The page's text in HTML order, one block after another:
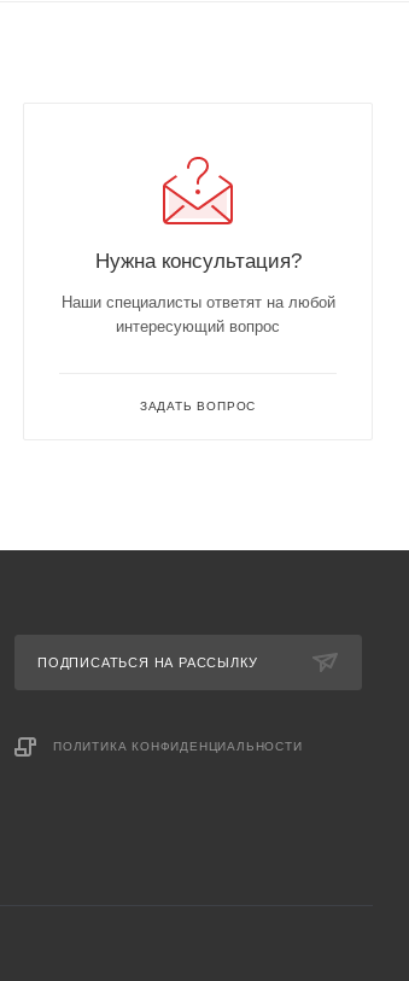
Нужна консультация?
Наши специалисты ответят на любой
интересующий вопрос
ЗАДАТЬ ВОПРОС
ПОДПИСАТЬСЯ НА РАССЫЛКУ
ПОЛИТИКА КОНФИДЕНЦИАЛЬНОСТИ